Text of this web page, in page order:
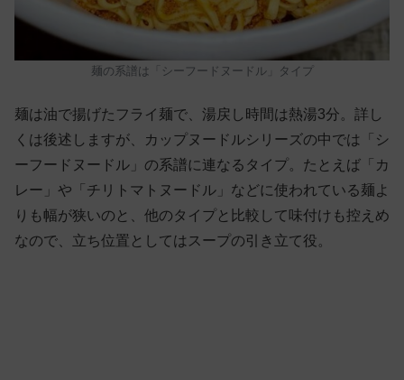
麺の系譜は「シーフードヌードル」タイプ
麺は油で揚げたフライ麺で、湯戻し時間は熱湯3分。詳し
くは後述しますが、カップヌードルシリーズの中では「シ
ーフードヌードル」の系譜に連なるタイプ。たとえば「カ
レー」や「チリトマトヌードル」などに使われている麺よ
りも幅が狭いのと、他のタイプと比較して味付けも控えめ
なので、立ち位置としてはスープの引き立て役。